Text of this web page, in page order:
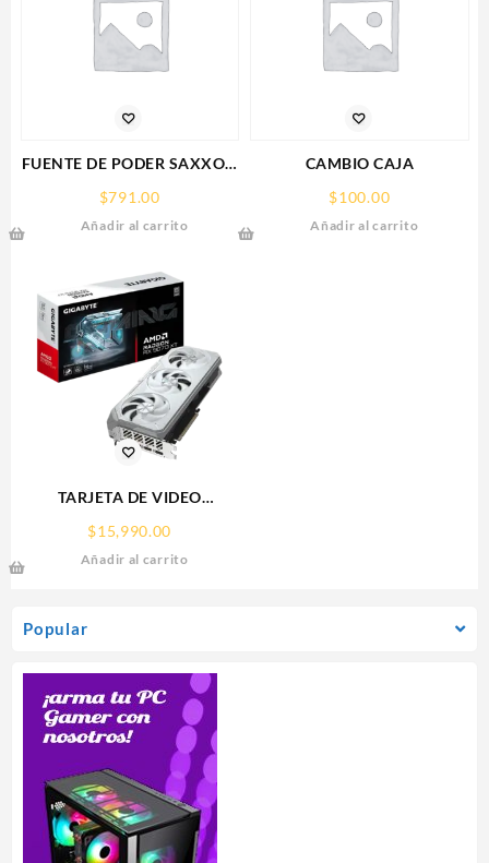
Popular
FUENTE DE PODER SAXXON
REGULADA,12V,10
AMPERES,DISTRIBUIDOR
$791.00
Añadir al carrito
CAMBIO CAJA
$100.00
Añadir al carrito
TARJETA DE VIDEO
GIGABYTE (GV-
R907XGAMINGOCICE-16GD)
RX 9070
$15,990.00
Añadir al carrito